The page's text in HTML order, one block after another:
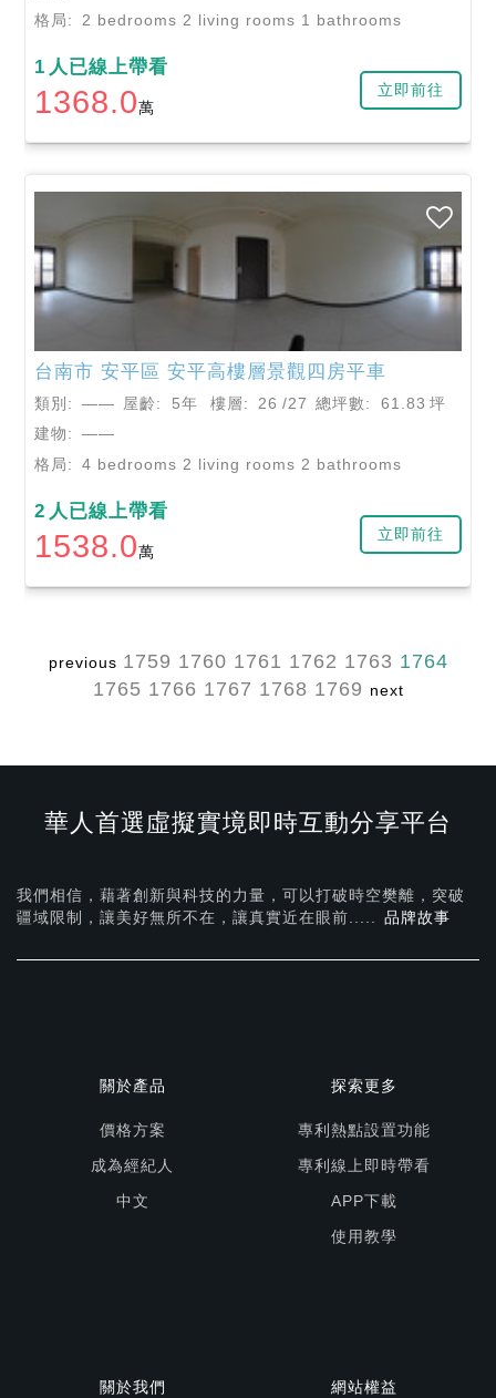
格局:
2 bedrooms 2 living rooms 1 bathrooms
1 人已線上帶看
1368.0萬
立即前往
台南市 安平區 安平高樓層景觀四房平車
類別: —— 屋齡: 5年 樓層: 26 /27 總坪數: 61.83 坪
建物:
——
格局:
4 bedrooms 2 living rooms 2 bathrooms
2 人已線上帶看
1538.0萬
立即前往
previous 1759 1760 1761 1762 1763 1764
1765 1766 1767 1768 1769 next
華人首選虛擬實境即時互動分享平台
我們相信，藉著創新與科技的力量，可以打破時空樊離，突破
疆域限制，讓美好無所不在， 讓真實近在眼前..... 品牌故事
關於產品
價格方案
成為經紀人
中文
探索更多
專利熱點設置功能
專利線上即時帶看
APP下載
使用教學
關於我們 網站權益